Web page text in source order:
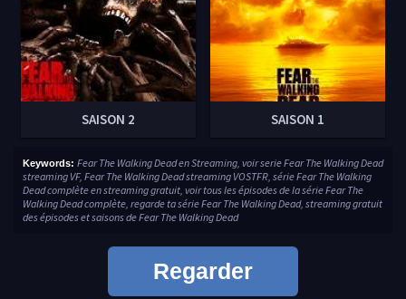
SAISON 2 SAISON 1
Keywords: Fear The Walking Dead en Streaming, voir serie Fear The Walking Dead
streaming VF, Fear The Walking Dead streaming VOSTFR, série Fear The Walking
Dead complète en streaming gratuit, voir tous les épisodes de la série Fear The
Walking Dead complète, regarde ta série Fear The Walking Dead, streaming gratuit
des épisodes et saisons de Fear The Walking Dead
Regarder